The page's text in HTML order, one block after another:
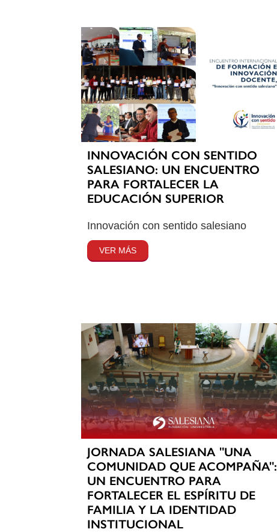
INNOVACIÓN CON SENTIDO
SALESIANO: UN ENCUENTRO
PARA FORTALECER LA
EDUCACIÓN SUPERIOR
Innovación con sentido salesiano
VER MÁS
JORNADA SALESIANA "UNA
COMUNIDAD QUE ACOMPAÑA":
UN ENCUENTRO PARA
FORTALECER EL ESPÍRITU DE
FAMILIA Y LA IDENTIDAD
INSTITUCIONAL